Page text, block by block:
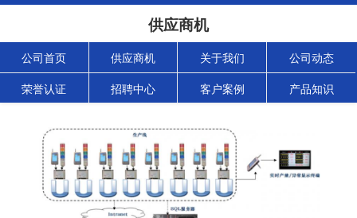
供应商机
公司首页 供应商机 关于我们 公司动态
荣誉认证 招聘中心 客户案例 产品知识